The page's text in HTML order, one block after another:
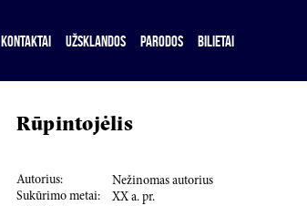
KONTAKTAI UŽSKLANDOS PARODOS BILIETAI
Rūpintojėlis
Autorius:
Nežinomas autorius
Sukūrimo metai:
XX a. pr.